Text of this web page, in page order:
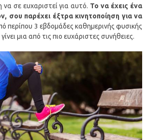
σε ευχαριστεί για αυτό. Το να έχεις ένα
σου παρέχει έξτρα κινητοποίηση για να
περίπου 3 εβδομάδες καθημερινής φυσικής
μια από τις πιο ευχάριστες συνήθειες.